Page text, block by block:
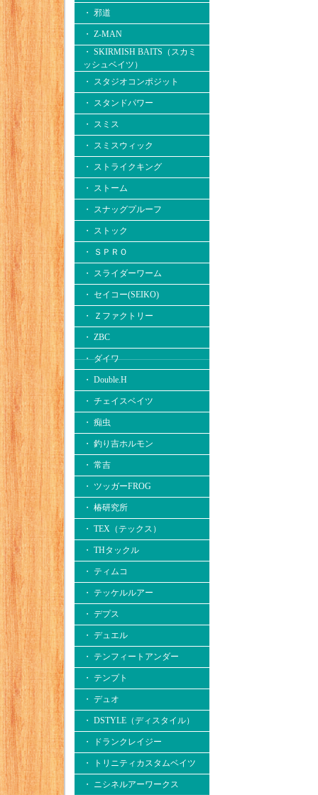
・ 邪道
・ Z-MAN
・ SKIRMISH BAITS（スカミ
ッシュベイツ）
・ スタジオコンポジット
・ スタンドパワー
・ スミス
・ スミスウィック
・ ストライクキング
・ ストーム
・ スナッグプルーフ
・ ストック
・ ＳＰＲＯ
・ スライダーワーム
・ セイコー(SEIKO)
・ Ｚファクトリー
・ ZBC
・ ダイワ
・ Double.H
・ チェイスベイツ
・ 痴虫
・ 釣り吉ホルモン
・ 常吉
・ ツッガーFROG
・ 椿研究所
・ TEX（テックス）
・ THタックル
・ ティムコ
・ テッケルルアー
・ デプス
・ デュエル
・ テンフィートアンダー
・ テンプト
・ デュオ
・ DSTYLE（ディスタイル）
・ ドランクレイジー
・ トリニティカスタムベイツ
・ ニシネルアーワークス